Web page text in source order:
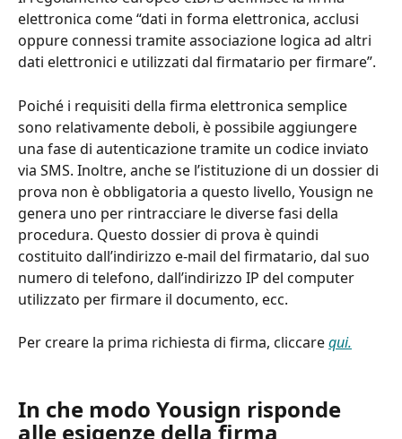
elettronica come “dati in forma elettronica, acclusi
oppure connessi tramite associazione logica ad altri
dati elettronici e utilizzati dal firmatario per firmare”.
Poiché i requisiti della firma elettronica semplice
sono relativamente deboli, è possibile aggiungere
una fase di autenticazione tramite un codice inviato
via SMS. Inoltre, anche se l’istituzione di un dossier di
prova non è obbligatoria a questo livello, Yousign ne
genera uno per rintracciare le diverse fasi della
procedura. Questo dossier di prova è quindi
costituito dall’indirizzo e-mail del firmatario, dal suo
numero di telefono, dall’indirizzo IP del computer
utilizzato per firmare il documento, ecc.
Per creare la prima richiesta di firma, cliccare qui.
In che modo Yousign risponde
alle esigenze della firma